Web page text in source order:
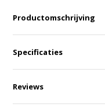
Productomschrijving
Specificaties
Reviews